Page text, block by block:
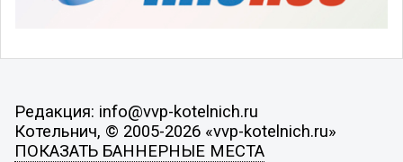
Редакция: info@vvp-kotelnich.ru
Котельнич, © 2005-2026 «vvp-kotelnich.ru»
ПОКАЗАТЬ БАННЕРНЫЕ МЕСТА